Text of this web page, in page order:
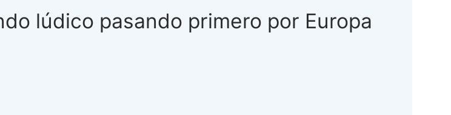
lúdico pasando primero por Europa